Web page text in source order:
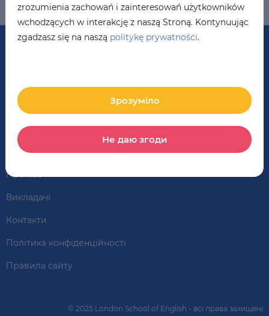
Замовити консультацію
Пройти вступний тест
Про нас
Викладачі
Контакти
Політика конфіденційності
Правила сайту
© 2025 London School of English - всі права захищені
zrozumienia zachowań i zainteresowań użytkowników
wchodzących w interakcję z naszą Stroną. Kontynuując
zgadzasz się na naszą politykę prywatności.
Зрозуміло
Не даю згоди